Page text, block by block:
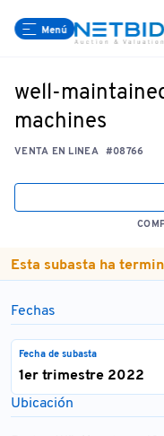
Menú
well-
machines
VENTA EN LINEA #08766
Esta subasta ha
Fechas
Fecha de subasta
1er trimestre 2022
Ubicación